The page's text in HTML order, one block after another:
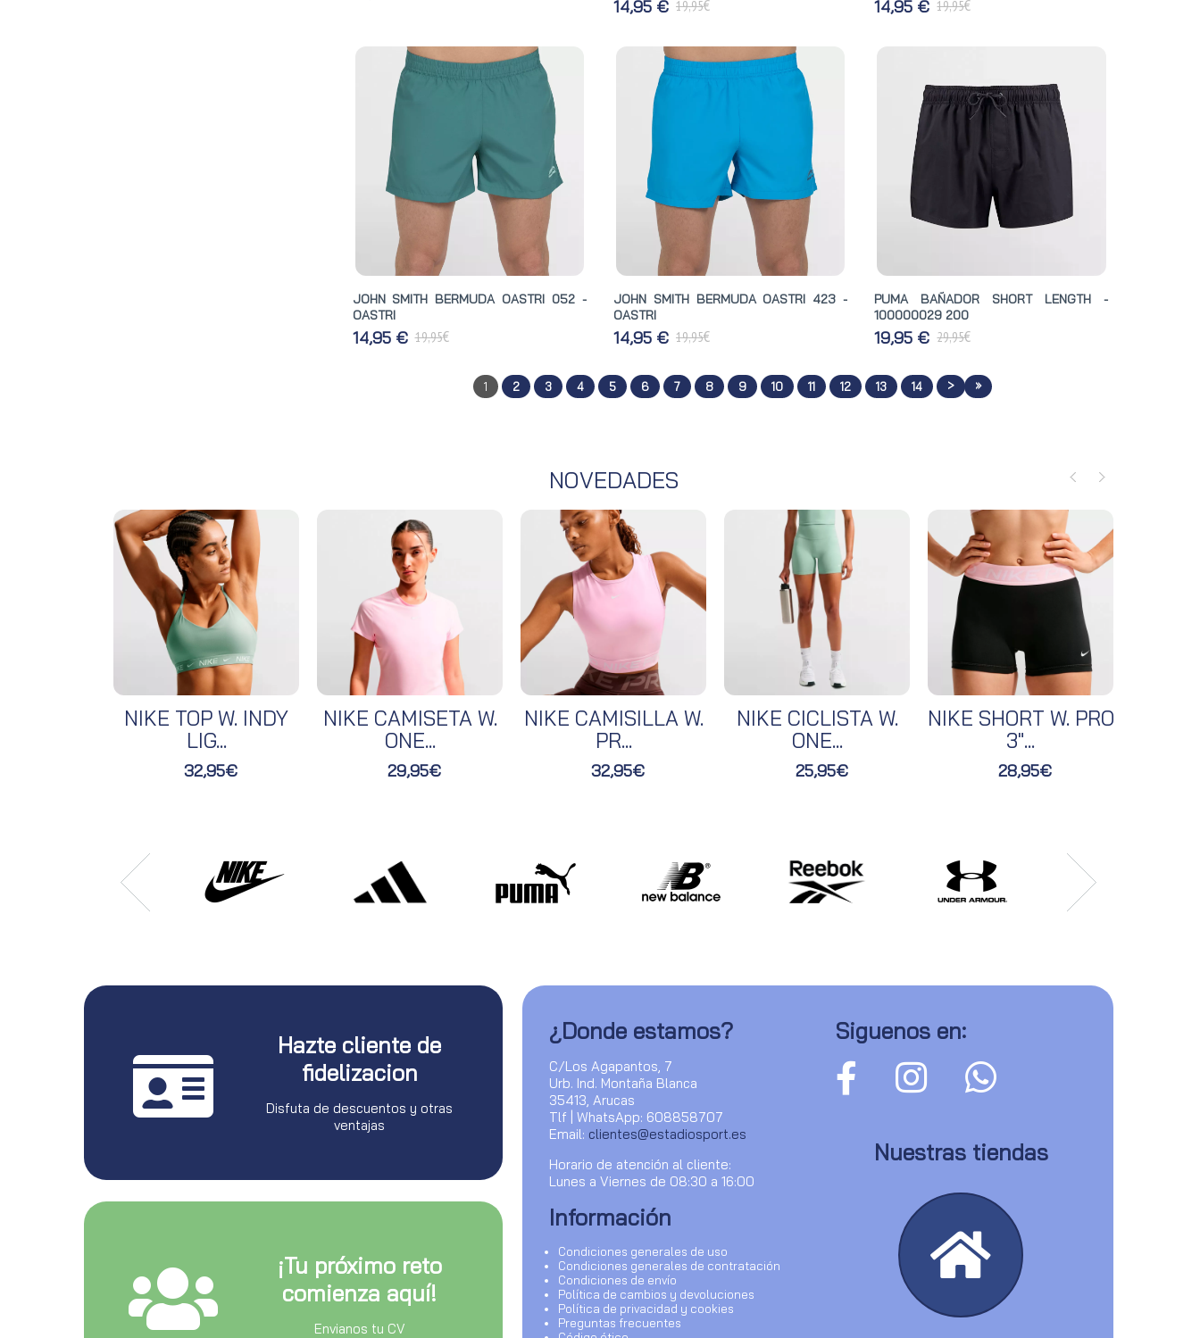
14,95 € 19,95€ 14,95 € 19,95€
JOHN SMITH BERMUDA OASTRI 052 -
OASTRI
14,95 € 19,95€
JOHN SMITH BERMUDA OASTRI 423 -
OASTRI
14,95 € 19,95€
PUMA BAÑADOR SHORT LENGTH -
100000029 200
19,95 € 29,95€
1 2 3 4 5 6 7 8 9 10 11 12 13 14 > »
NOVEDADES
NIKE TOP W. INDY
LIG...
32,95€
NIKE CAMISETA W.
ONE...
29,95€
NIKE CAMISILLA W.
PR...
32,95€
NIKE CICLISTA W.
ONE...
25,95€
NIKE SHORT W. PRO
3"...
28,95€
Hazte cliente de
fidelizacion
Disfuta de descuentos y otras
ventajas
¡Tu próximo reto
comienza aquí!
Envianos tu CV
¿Donde estamos?
C/Los Agapantos, 7
Urb. Ind. Montaña Blanca
35413, Arucas
Tlf | WhatsApp: 608858707
Email: clientes@estadiosport.es
Horario de atención al cliente:
Lunes a Viernes de 08:30 a 16:00
Información
Condiciones generales de uso
Condiciones generales de contratación
Condiciones de envío
Política de cambios y devoluciones
Política de privacidad y cookies
Preguntas frecuentes
Siguenos en:
Nuestras tiendas